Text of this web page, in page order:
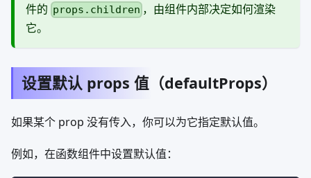
件的 props.children ，由组件内部决定如何渲染
它。
设置默认 props 值（defaultProps）
如果某个 prop 没有传入，你可以为它指定默认值。
例如，在函数组件中设置默认值：